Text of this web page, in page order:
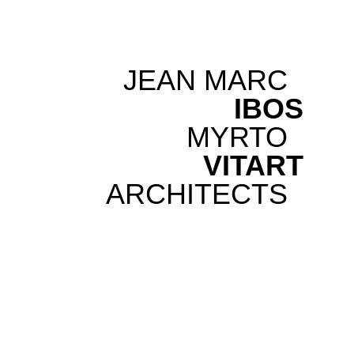
JEAN MARC
IBOS
MYRTO
VITART
ARCHITECTS